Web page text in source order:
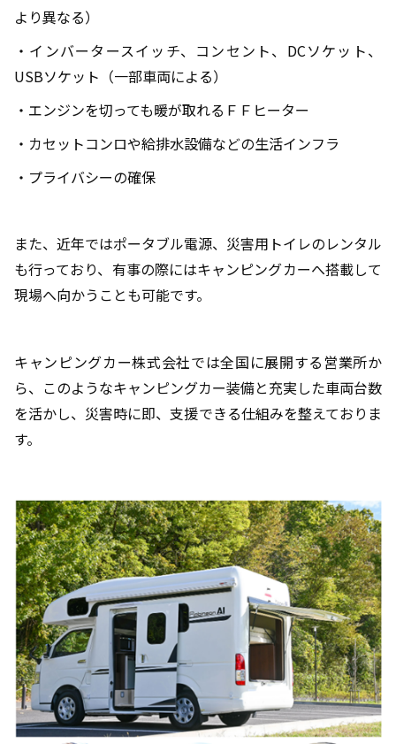
より異なる）
・インバータースイッチ、コンセント、 DCソケット、
USBソケット（一部車両による）
・エンジンを切っても暖が取れるＦＦヒーター
・カセットコンロや給排水設備などの生活インフラ
・プライバシーの確保
また、近年ではポータブル電源、災害用トイレのレンタル
も行っており、有事の際にはキャンピングカーへ搭載して
現場へ向かうことも可能です。
キャンピングカー株式会社では全国に展開する営業所か
ら、このようなキャンピングカー装備と充実した車両台数
を活かし、災害時に即、支援できる仕組みを整えておりま
す。